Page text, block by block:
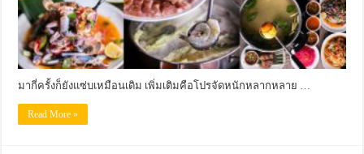
มากี่ครั้งก็ยังแซ่บเหมือนเดิม เพิ่มเติมคือโปรจัดหนักหลากหลาย …
Read More »